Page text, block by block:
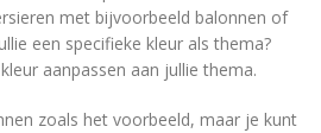
met bijvoorbeeld balonnen of
een specifieke kleur als thema?
aanpassen aan jullie thema.
zoals het voorbeeld, maar je kunt